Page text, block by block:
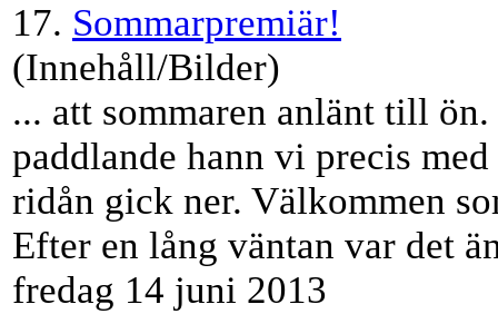
17. Sommarpremiär!
(Innehåll/Bilder)
... att sommaren anlänt till
paddlande hann vi precis
ridån gick ner. Välkommen
Efter en lång väntan var det
fredag 14 juni 2013